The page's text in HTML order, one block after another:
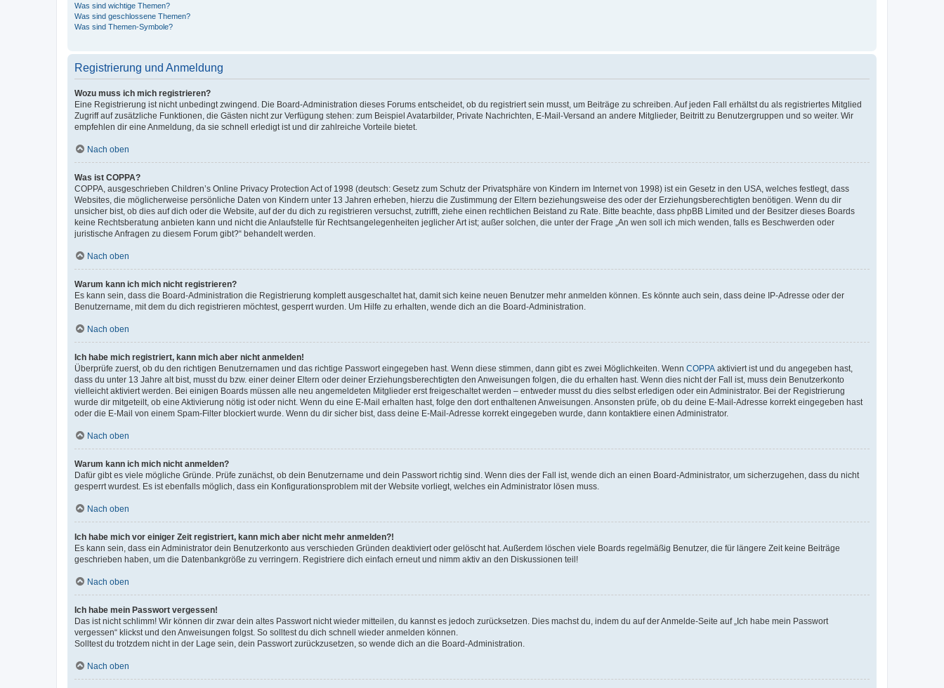
Was sind wichtige Themen?
Was sind geschlossene Themen?
Was sind Themen-Symbole?
Registrierung und Anmeldung
Wozu muss ich mich registrieren?
Eine Registrierung ist nicht unbedingt zwingend. Die Board-Administration dieses Forums entscheidet, ob du registriert sein musst, um Beiträge zu schreiben. Auf jeden Fall erhältst du als registriertes Mitglied
Zugriff auf zusätzliche Funktionen, die Gästen nicht zur Verfügung stehen: zum Beispiel Avatarbilder, Private Nachrichten, E-Mail-Versand an andere Mitglieder, Beitritt zu Benutzergruppen und so weiter. Wir
empfehlen dir eine Anmeldung, da sie schnell erledigt ist und dir zahlreiche Vorteile bietet.
Nach oben
Was ist COPPA?
COPPA, ausgeschrieben Children’s Online Privacy Protection Act of 1998 (deutsch: Gesetz zum Schutz der Privatsphäre von Kindern im Internet von 1998) ist ein Gesetz in den USA, welches festlegt, dass
Websites, die möglicherweise persönliche Daten von Kindern unter 13 Jahren erheben, hierzu die Zustimmung der Eltern beziehungsweise des oder der Erziehungsberechtigten benötigen. Wenn du dir
unsicher bist, ob dies auf dich oder die Website, auf der du dich zu registrieren versuchst, zutrifft, ziehe einen rechtlichen Beistand zu Rate. Bitte beachte, dass phpBB Limited und der Besitzer dieses Boards
keine Rechtsberatung anbieten kann und nicht die Anlaufstelle für Rechtsangelegenheiten jeglicher Art ist; außer solchen, die unter der Frage „An wen soll ich mich wenden, falls es Beschwerden oder
juristische Anfragen zu diesem Forum gibt?“ behandelt werden.
Nach oben
Warum kann ich mich nicht registrieren?
Es kann sein, dass die Board-Administration die Registrierung komplett ausgeschaltet hat, damit sich keine neuen Benutzer mehr anmelden können. Es könnte auch sein, dass deine IP-Adresse oder der
Benutzername, mit dem du dich registrieren möchtest, gesperrt wurden. Um Hilfe zu erhalten, wende dich an die Board-Administration.
Nach oben
Ich habe mich registriert, kann mich aber nicht anmelden!
Überprüfe zuerst, ob du den richtigen Benutzernamen und das richtige Passwort eingegeben hast. Wenn diese stimmen, dann gibt es zwei Möglichkeiten. Wenn COPPA aktiviert ist und du angegeben hast,
dass du unter 13 Jahre alt bist, musst du bzw. einer deiner Eltern oder deiner Erziehungsberechtigten den Anweisungen folgen, die du erhalten hast. Wenn dies nicht der Fall ist, muss dein Benutzerkonto
vielleicht aktiviert werden. Bei einigen Boards müssen alle neu angemeldeten Mitglieder erst freigeschaltet werden – entweder musst du dies selbst erledigen oder ein Administrator. Bei der Registrierung
wurde dir mitgeteilt, ob eine Aktivierung nötig ist oder nicht. Wenn du eine E-Mail erhalten hast, folge den dort enthaltenen Anweisungen. Ansonsten prüfe, ob du deine E-Mail-Adresse korrekt eingegeben hast
oder die E-Mail von einem Spam-Filter blockiert wurde. Wenn du dir sicher bist, dass deine E-Mail-Adresse korrekt eingegeben wurde, dann kontaktiere einen Administrator.
Nach oben
Warum kann ich mich nicht anmelden?
Dafür gibt es viele mögliche Gründe. Prüfe zunächst, ob dein Benutzername und dein Passwort richtig sind. Wenn dies der Fall ist, wende dich an einen Board-Administrator, um sicherzugehen, dass du nicht
gesperrt wurdest. Es ist ebenfalls möglich, dass ein Konfigurationsproblem mit der Website vorliegt, welches ein Administrator lösen muss.
Nach oben
Ich habe mich vor einiger Zeit registriert, kann mich aber nicht mehr anmelden?!
Es kann sein, dass ein Administrator dein Benutzerkonto aus verschieden Gründen deaktiviert oder gelöscht hat. Außerdem löschen viele Boards regelmäßig Benutzer, die für längere Zeit keine Beiträge
geschrieben haben, um die Datenbankgröße zu verringern. Registriere dich einfach erneut und nimm aktiv an den Diskussionen teil!
Nach oben
Ich habe mein Passwort vergessen!
Das ist nicht schlimm! Wir können dir zwar dein altes Passwort nicht wieder mitteilen, du kannst es jedoch zurücksetzen. Dies machst du, indem du auf der Anmelde-Seite auf „Ich habe mein Passwort
vergessen“ klickst und den Anweisungen folgst. So solltest du dich schnell wieder anmelden können.
Solltest du trotzdem nicht in der Lage sein, dein Passwort zurückzusetzen, so wende dich an die Board-Administration.
Nach oben